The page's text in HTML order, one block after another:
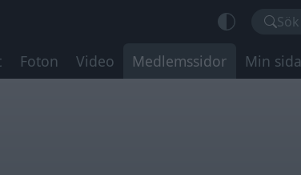
Sök
Foton Video Medlemssidor Min sida